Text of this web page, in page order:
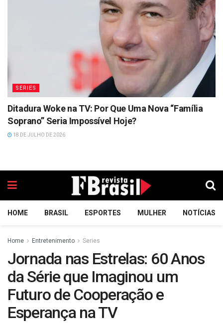
SERIES
Ditadura Woke na TV: Por Que Uma Nova “Família
Soprano” Seria Impossível Hoje?
18 DE JULHO DE 2026
HOME BRASIL ESPORTES MULHER NOTÍCIAS
Home Entretenimento Series
Jornada nas Estrelas: 60 Anos
da Série que Imaginou um
Futuro de Cooperação e
Esperança na TV